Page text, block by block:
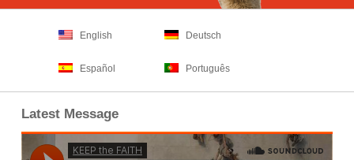
English Deutsch
Español Português
Latest Message